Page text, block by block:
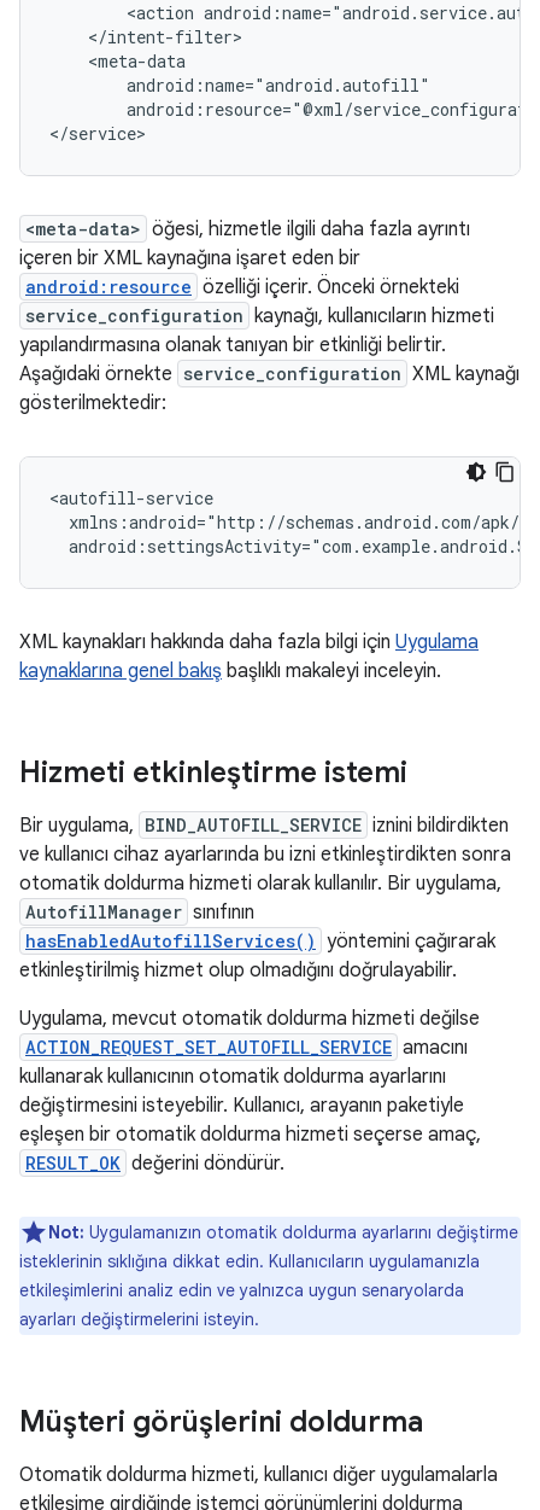
<action
android:resource="@xml/
<meta-data> öğesi, hizmetle ilgili daha fazla ayrıntı
içeren bir XML kaynağına işaret eden bir
android:resource özelliği içerir. Önceki örnekteki
service_configuration kaynağı, kullanıcıların hizmeti
yapılandırmasına olanak tanıyan bir etkinliği belirtir.
Aşağıdaki örnekte service_configuration XML kaynağı
gösterilmektedir:
XML kaynakları hakkında daha fazla bilgi için Uygulama
kaynaklarına genel bakış başlıklı makaleyi inceleyin.
Hizmeti etkinleştirme istemi
Bir uygulama, BIND_AUTOFILL_SERVICE iznini bildirdikten
ve kullanıcı cihaz ayarlarında bu izni etkinleştirdikten sonra
otomatik doldurma hizmeti olarak kullanılır. Bir uygulama,
AutofillManager sınıfının
hasEnabledAutofillServices() yöntemini çağırarak
etkinleştirilmiş hizmet olup olmadığını doğrulayabilir.
Uygulama, mevcut otomatik doldurma hizmeti değilse
ACTION_REQUEST_SET_AUTOFILL_SERVICE amacını
kullanarak kullanıcının otomatik doldurma ayarlarını
değiştirmesini isteyebilir. Kullanıcı, arayanın paketiyle
eşleşen bir otomatik doldurma hizmeti seçerse amaç,
RESULT_OK değerini döndürür.
Not: Uygulamanızın otomatik doldurma ayarlarını değiştirme
isteklerinin sıklığına dikkat edin. Kullanıcıların uygulamanızla
etkileşimlerini analiz edin ve yalnızca uygun senaryolarda
ayarları değiştirmelerini isteyin.
Müşteri görüşlerini doldurma
Otomatik doldurma hizmeti, kullanıcı diğer uygulamalarla
etkileşime girdiğinde istemci görünümlerini doldurma